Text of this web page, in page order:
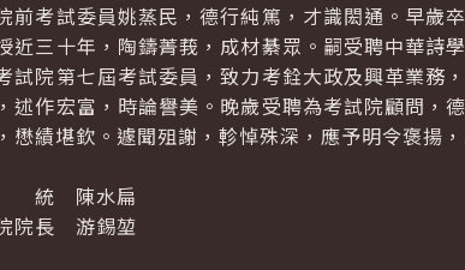
前考試委員姚蒸民，德行純篤，才識閎通。早歲
近三十年，陶鑄菁莪，成材綦眾。嗣受聘中華詩
試院第七屆考試委員，致力考銓大政及興革業務
述作宏富，時論譽美。晚歲受聘為考試院顧問，
懋績堪欽。遽聞殂謝，軫悼殊深，應予明令褒揚
陳水扁
院長 游錫堃